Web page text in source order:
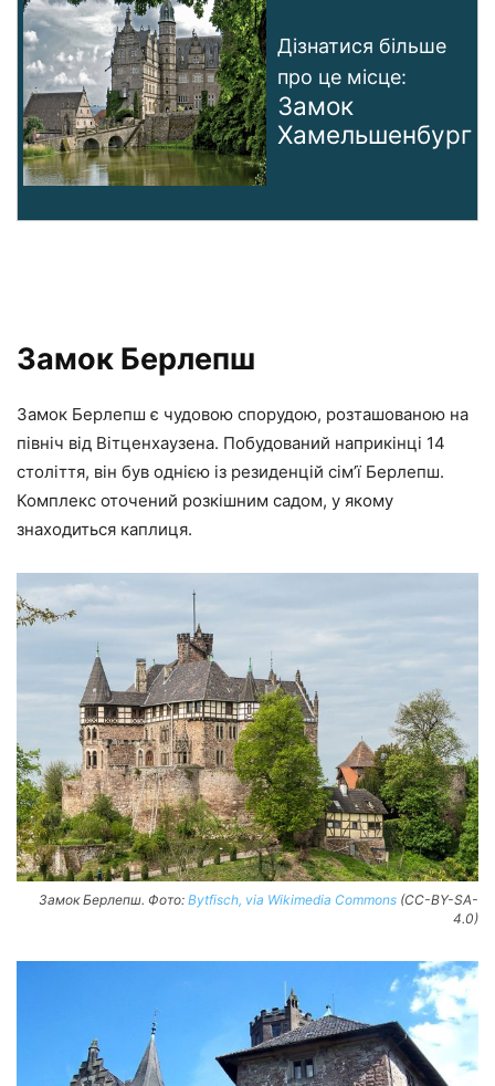
Дізнатися більше
про це місце:
Замок
Хамельшенбург
Замок Берлепш
Замок Берлепш є чудовою спорудою, розташованою на
північ від Вітценхаузена. Побудований наприкінці 14
століття, він був однією із резиденцій сім’ї Берлепш.
Комплекс оточений розкішним садом, у якому
знаходиться каплиця.
Замок Берлепш. Фото: Bytfisch, via Wikimedia Commons (CC-BY-SA-
4.0)